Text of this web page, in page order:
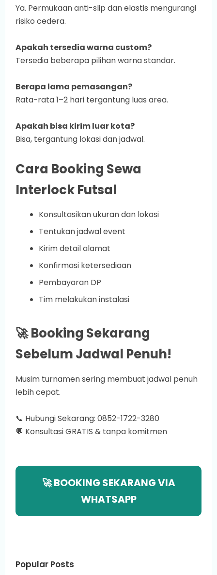
Ya. Permukaan anti-slip dan elastis mengurangi
risiko cedera.
Apakah tersedia warna custom?
Tersedia beberapa pilihan warna standar.
Berapa lama pemasangan?
Rata-rata 1–2 hari tergantung luas area.
Apakah bisa kirim luar kota?
Bisa, tergantung lokasi dan jadwal.
Cara Booking Sewa
Interlock Futsal
Konsultasikan ukuran dan lokasi
Tentukan jadwal event
Kirim detail alamat
Konfirmasi ketersediaan
Pembayaran DP
Tim melakukan instalasi
🚀 Booking Sekarang
Sebelum Jadwal Penuh!
Musim turnamen sering membuat jadwal penuh
lebih cepat.
📞 Hubungi Sekarang: 0852-1722-3280
💬 Konsultasi GRATIS & tanpa komitmen
🚀 BOOKING SEKARANG VIA
WHATSAPP
Popular Posts